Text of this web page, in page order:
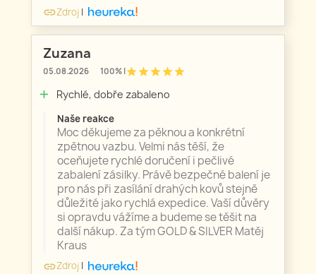
linkZdroj |
Zuzana
05.08.2026 100% |starstarstarstarstar
add Rychlé, dobře zabaleno
Naše reakce
Moc děkujeme za pěknou a konkrétní
zpětnou vazbu. Velmi nás těší, že
oceňujete rychlé doručení i pečlivé
zabalení zásilky. Právě bezpečné balení je
pro nás při zasílání drahých kovů stejně
důležité jako rychlá expedice. Vaší důvěry
si opravdu vážíme a budeme se těšit na
další nákup. Za tým GOLD & SILVER Matěj
Kraus
linkZdroj |